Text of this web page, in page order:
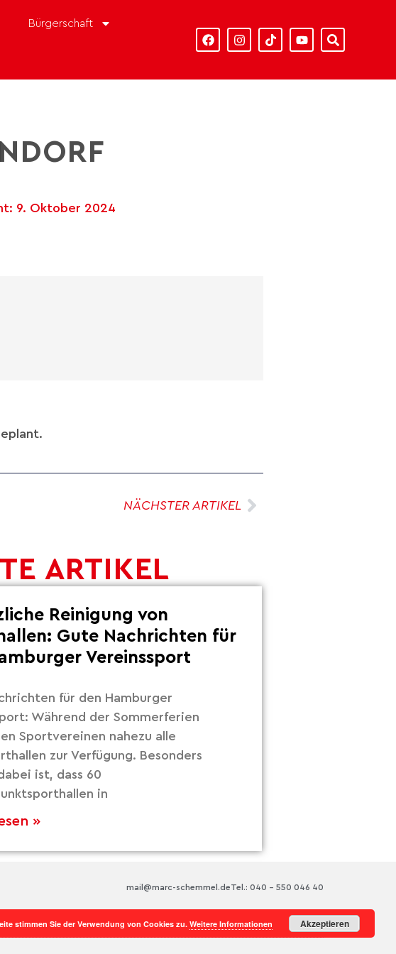
Bürgerschaft
9. Oktober 2024
NÄCHSTER ARTIKEL
ARTIKEL
Reinigung von
Gute Nachrichten für
Vereinssport
für den Hamburger
Während der Sommerferien
Sportvereinen nahezu alle
zur Verfügung. Besonders
ist, dass 60
in
»
Tel.: 040 – 550 046 40
mail@marc-schemmel.de
stimmen Sie der Verwendung von Cookies zu. Weitere Informationen Akzeptieren